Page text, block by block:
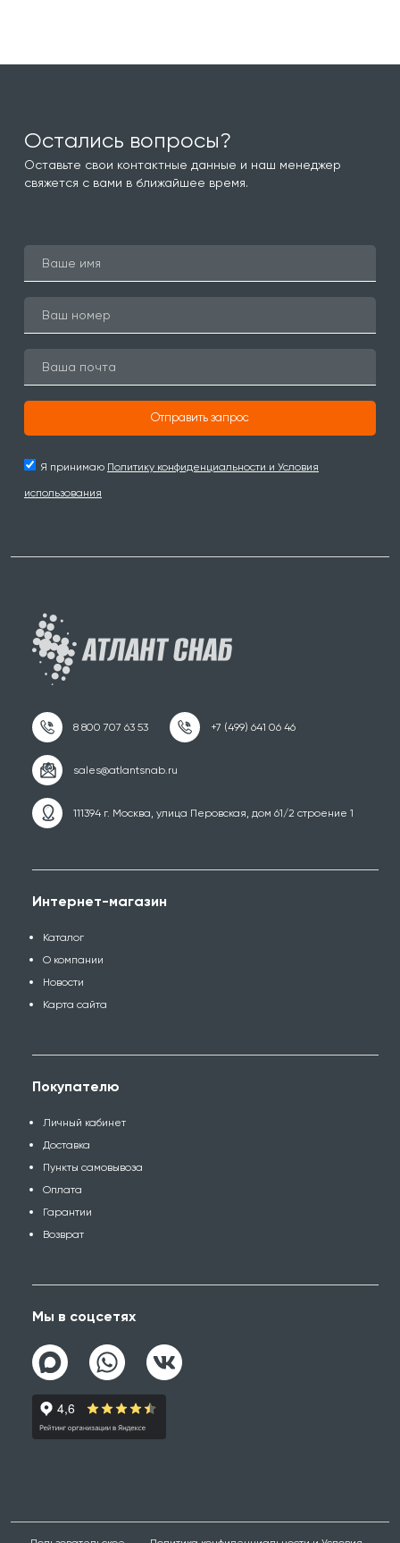
Остались вопросы?
Оставьте свои контактные данные и наш менеджер
свяжется с вами в ближайшее время.
Отправить запрос
Я принимаю Политику конфиденциальности и Условия
использования
111394 г. Москва, улица Перовская, дом 61/2 строение 1
Интернет-магазин
Каталог
О компании
Новости
Карта сайта
Покупателю
Личный кабинет
Доставка
Пункты самовывоза
Оплата
Гарантии
Возврат
Мы в соцсетях